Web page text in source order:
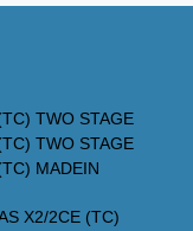
TWO STAGE
TWO STAGE
MADEIN
X2/2CE (TC)